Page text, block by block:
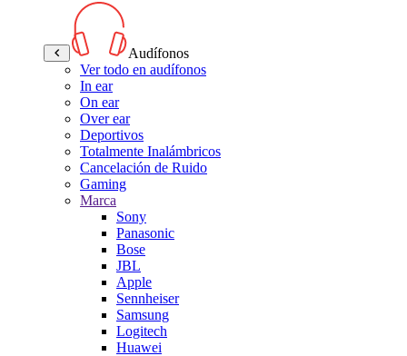
Audífonos
Ver todo en audífonos
In ear
On ear
Over ear
Deportivos
Totalmente Inalámbricos
Cancelación de Ruido
Gaming
Marca
Sony
Panasonic
Bose
JBL
Apple
Sennheiser
Samsung
Logitech
Huawei